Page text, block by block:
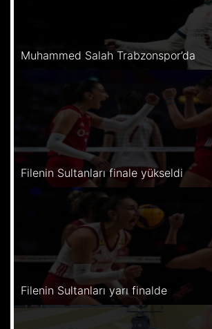
Muhammed Salah Trabzonspor’da
Filenin Sultanları finale yükseldi
Filenin Sultanları yarı finalde